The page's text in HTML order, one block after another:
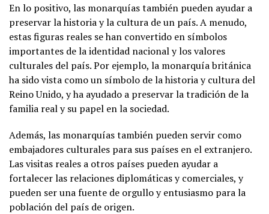
En lo positivo, las monarquías también pueden ayudar a
preservar la historia y la cultura de un país. A menudo,
estas figuras reales se han convertido en símbolos
importantes de la identidad nacional y los valores
culturales del país. Por ejemplo, la monarquía británica
ha sido vista como un símbolo de la historia y cultura del
Reino Unido, y ha ayudado a preservar la tradición de la
familia real y su papel en la sociedad.
Además, las monarquías también pueden servir como
embajadores culturales para sus países en el extranjero.
Las visitas reales a otros países pueden ayudar a
fortalecer las relaciones diplomáticas y comerciales, y
pueden ser una fuente de orgullo y entusiasmo para la
población del país de origen.